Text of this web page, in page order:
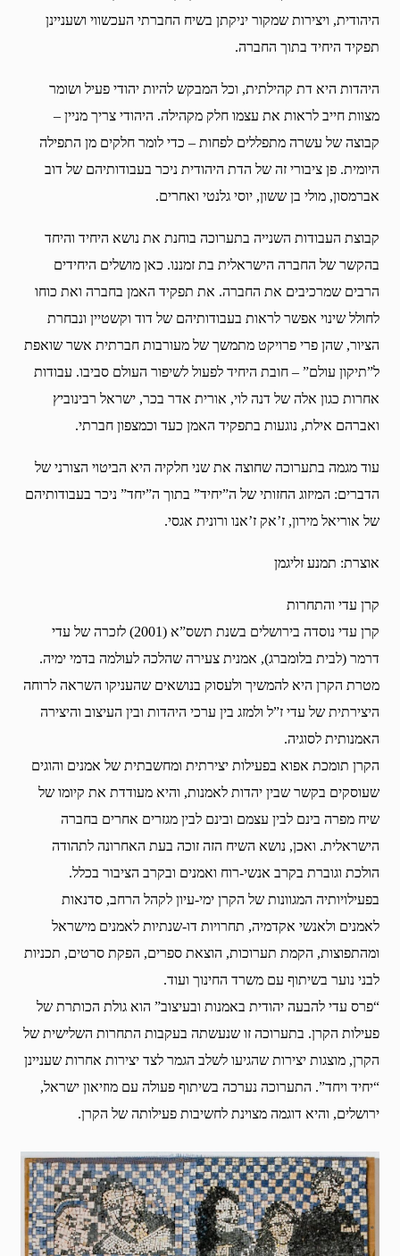
היהודית, ויצירות שמקור יניקתן בשיח החברתי העכשווי ושעניינן
תפקיד היחיד בתוך החברה.
היהדות היא דת קהילתית, וכל המבקש להיות יהודי פעיל ושומר
מצוות חייב לראות את עצמו חלק מקהילה. היהודי צריך מניין –
קבוצה של עשרה מתפללים לפחות – כדי לומר חלקים מן התפילה
היומית. פן ציבורי זה של הדת היהודית ניכר בעבודותיהם של דוב
אברמסון, מולי בן ששון, יוסי גלנטי ואחרים.
קבוצת העבודות השנייה בתערוכה בוחנת את נושא היחיד והיחד
בהקשר של החברה הישראלית בת זמננו. כאן מושלים היחידים
הרבים שמרכיבים את החברה. את תפקיד האמן בחברה ואת כוחו
לחולל שינוי אפשר לראות בעבודותיהם של דוד וקשטיין ונבחרת
הציור, שהן פרי פרויקט מתמשך של מעורבות חברתית אשר שואפת
ל”תיקון עולם” – חובת היחיד לפעול לשיפור העולם סביבו. עבודות
אחרות כגון אלה של דנה לוי, אורית אדר בכר, ישראל רבינוביץ
ואברהם אילת, נוגעות בתפקיד האמן כעד וכמצפון חברתי.
עוד מגמה בתערוכה שחוצה את שני חלקיה היא הביטוי הצורני של
הדברים: המיזוג החזותי של ה”יחיד” בתוך ה”יחד” ניכר בעבודותיהם
של אוריאל מירון, ז’אק ז’אנו ורונית אגסי.
אוצרת: תמנע זליגמן
קרן עדי והתחרות
קרן עדי נוסדה בירושלים בשנת תשס”א (2001) לזכרה של עדי
דרמר (לבית בלומברג), אמנית צעירה שהלכה לעולמה בדמי ימיה.
מטרת הקרן היא להמשיך ולעסוק בנושאים שהעניקו השראה לרוחה
היצירתית של עדי ז”ל ולמזג בין ערכי היהדות ובין העיצוב והיצירה
האמנותית לסוגיה.
הקרן תומכת אפוא בפעילות יצירתית ומחשבתית של אמנים והוגים
שעוסקים בקשר שבין יהדות לאמנות, והיא מעודדת את קיומו של
שיח מפרה בינם לבין עצמם ובינם לבין מגזרים אחרים בחברה
הישראלית. ואכן, נושא השיח הזה זוכה בעת האחרונה לתהודה
הולכת וגוברת בקרב אנשי-רוח ואמנים ובקרב הציבור בכלל.
בפעילויותיה המגוונות של הקרן ימי-עיון לקהל הרחב, סדנאות
לאמנים ולאנשי אקדמיה, תחרויות דו-שנתיות לאמנים מישראל
ומהתפוצות, הקמת תערוכות, הוצאת ספרים, הפקת סרטים, תכניות
לבני נוער בשיתוף עם משרד החינוך ועוד.
“פרס עדי להבעה יהודית באמנות ובעיצוב” הוא גולת הכותרת של
פעילות הקרן. בתערוכה זו שנעשתה בעקבות התחרות השלישית של
הקרן, מוצגות יצירות שהגיעו לשלב הגמר לצד יצירות אחרות שעניינן
“יחיד ויחד”. התערוכה נערכה בשיתוף פעולה עם מוזיאון ישראל,
ירושלים, והיא דוגמה מצוינת לחשיבות פעילותה של הקרן.